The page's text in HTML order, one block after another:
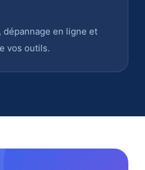
en ligne et
vos outils.